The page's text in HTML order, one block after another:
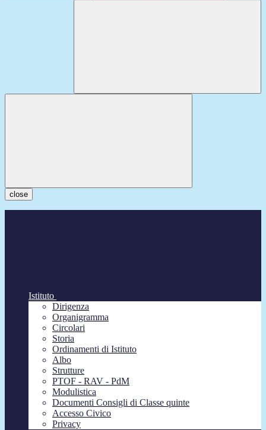
close
Istituto
Dirigenza
Organigramma
Circolari
Storia
Ordinamenti di Istituto
Albo
Strutture
PTOF - RAV - PdM
Modulistica
Documenti Consigli di Classe quinte
Accesso Civico
Privacy